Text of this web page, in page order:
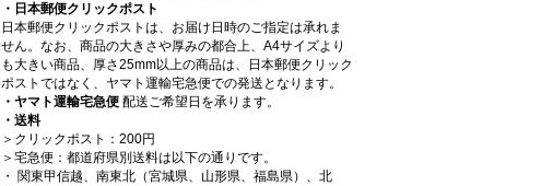
・日本郵便クリックポスト
日本郵便クリックポストは、お届け日時のご指定は承れま
せん。なお、商品の大きさや厚みの都合上、A4サイズより
も大きい商品、厚さ25mm以上の商品は、日本郵便クリック
ポストではなく、ヤマト運輸宅急便での発送となります。
・ヤマト運輸宅急便 配送ご希望日を承ります。
・送料
＞クリックポスト：200円
＞宅急便：都道府県別送料は以下の通りです。
・ 関東甲信越、南東北（宮城県、山形県、福島県）、北